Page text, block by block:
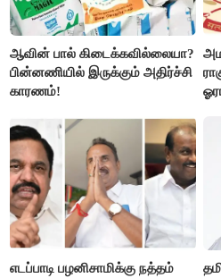
ஆவின் பால் கிடைக்கவில்லையா?
பின்னணியில் இருக்கும் அதிர்ச்சி
காரணம்!
எடப்பாடி பழனிசாமிக்கு நத்தம்